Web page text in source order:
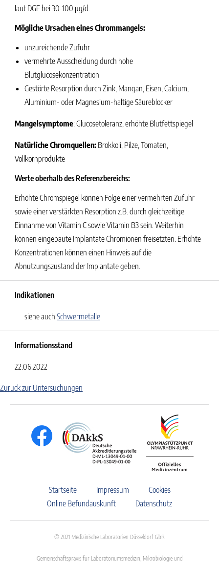
laut DGE bei 30-100 µg/d.
Mögliche Ursachen eines Chrommangels:
unzureichende Zufuhr
vermehrte Ausscheidung durch hohe
Blutglucosekonzentration
Gestörte Resorption durch Zink, Mangan, Eisen, Calcium,
Aluminium- oder Magnesium-haltige Säureblocker
Mangelsymptome: Glucosetoleranz, erhöhte Blutfettspiegel
Natürliche Chromquellen: Brokkoli, Pilze, Tomaten,
Vollkornprodukte
Werte oberhalb des Referenzbereichs:
Erhöhte Chromspiegel können Folge einer vermehrten Zufuhr
sowie einer verstärkten Resorption z.B. durch gleichzeitige
Einnahme von Vitamin C sowie Vitamin B3 sein. Weiterhin
können eingebaute Implantate Chromionen freisetzten. Erhöhte
Konzentrationen können einen Hinweis auf die
Abnutzungszustand der Implantate geben.
Indikationen
siehe auch Schwermetalle
Informationsstand
22.06.2022
Zuruck zur Untersuchungen
Startseite Impressum
Cookies
Online Befundauskunft
Datenschutz
© 2021 Medizinische Laboratorien Düsseldorf GbR
Gemeinschaftspraxis für Laboratoriumsmedizin, Mikrobiologie und